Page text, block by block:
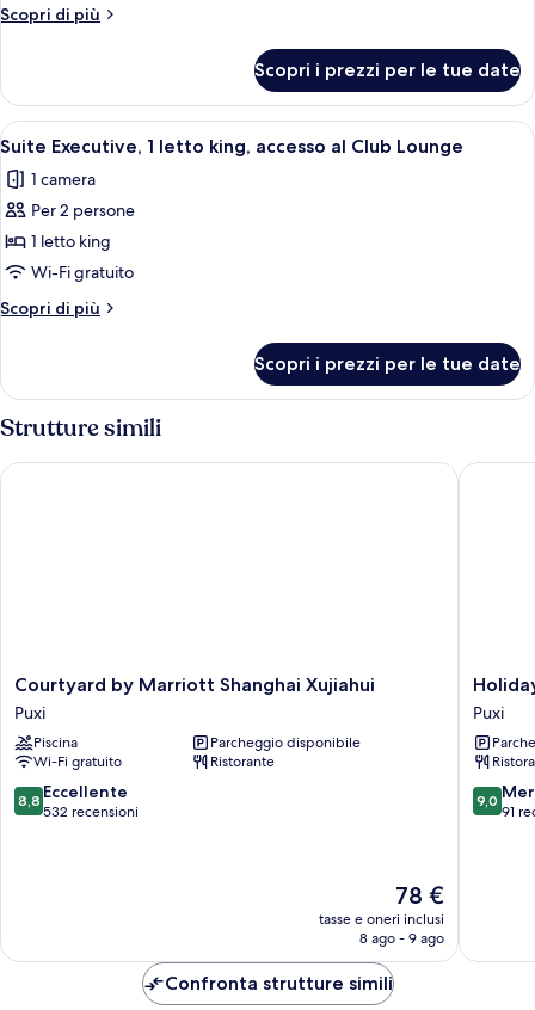
letto
Scopri di più
Altri
Deluxe,
letto
(Premium)
Scopri i prezzi per le tue date
Apri
tutte
le
foto
per
Suite
Executive,
1
king,
accesso
al
Club
Una camera d'albergo con un letto
4
Suite Executive, 1 letto king, accesso al Club Lounge
1 camera
Per 2 persone
1 letto king
Wi-Fi gratuito
Scopri di più
Altri
Executive,
letto
accesso
Scopri i prezzi per le tue date
Strutture simili
Courtyard
by
Marriott
Shanghai
Xujiahui
Puxi
Courtyard by Marriott Shanghai Xujiahui
Puxi
Piscina
Parcheggio disponibile
Wi-Fi gratuito
Ristorante
8.8
su
8,8 Eccellente
532 recensioni
Il
prezzo
attuale
78 €
tasse e oneri inclusi
8 ago - 9 ago
Courtyard by Marriott Shanghai Xujiahui
Holiday
Inn
Huaxia
by
IHG
Puxi
Puxi
9.0
su
9,0
91
Holiday
Confronta strutture simili